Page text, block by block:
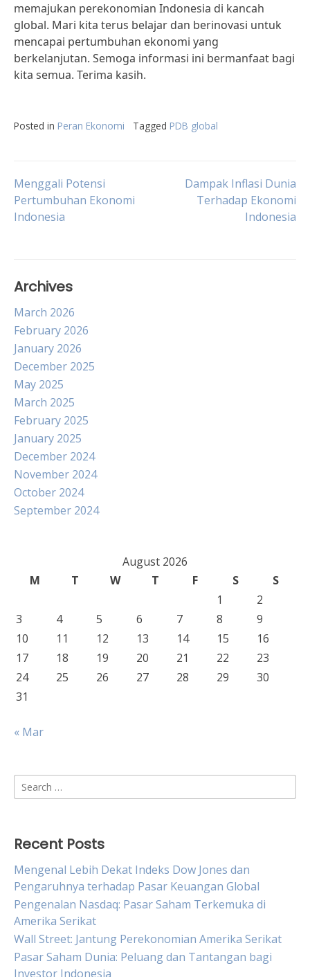
memajukan perekonomian Indonesia di kancah
global. Mari kita terus belajar dan berinovasi untuk
mencapai pertumbuhan ekonomi yang
berkelanjutan. Semoga informasi ini bermanfaat bagi
kita semua. Terima kasih.
Posted in Peran Ekonomi Tagged PDB global
Post
navigation
Menggali Potensi
Pertumbuhan Ekonomi
Indonesia
Dampak Inflasi Dunia
Terhadap Ekonomi
Indonesia
Archives
March 2026
February 2026
January 2026
December 2025
May 2025
March 2025
February 2025
January 2025
December 2024
November 2024
October 2024
September 2024
August 2026
M
T W T F S
S
1
2
3
4 5 6 7 8
9
10
11 12 13 14 15
16
17
18 19 20 21 22
23
24
25 26 27 28 29
30
31
« Mar
Search
for:
Recent Posts
Mengenal Lebih Dekat Indeks Dow Jones dan
Pengaruhnya terhadap Pasar Keuangan Global
Pengenalan Nasdaq: Pasar Saham Terkemuka di
Amerika Serikat
Wall Street: Jantung Perekonomian Amerika Serikat
Pasar Saham Dunia: Peluang dan Tantangan bagi
Investor Indonesia